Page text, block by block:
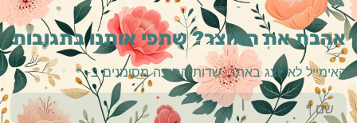
אהבת את המוצר? שתפי אותנו בתגובות
האימייל לא יוצג באתר. שדות החובה מסומנים ב-*